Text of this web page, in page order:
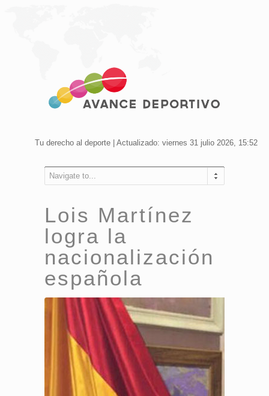
Tu derecho al deporte | Actualizado: viernes 31 julio 2026, 15:52
Navigate to...
Lois Martínez
logra la
nacionalización
española